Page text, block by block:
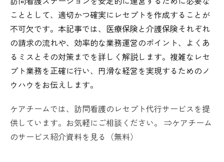
こととして、適切かつ確実にレセプトを作成することが
不可欠です。本記事では、医療保険と介護保険それぞれ
の請求の流れや、効率的な業務運営のポイント、よくあ
るミスとその対策までを詳しく解説します。複雑なレセ
プト業務を正確に行い、円滑な経営を実現するためのノ
ウハウをお伝えします。
ケアチームでは、訪問看護のレセプト代行サービスを提
供しています。お気軽にご相談ください。 ⇒ケアチーム
のサービス紹介資料を見る（無料）